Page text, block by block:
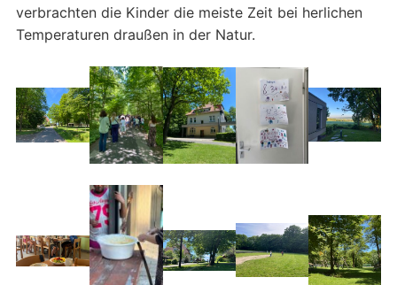
verbrachten die Kinder die meiste Zeit bei herlichen
Temperaturen draußen in der Natur.